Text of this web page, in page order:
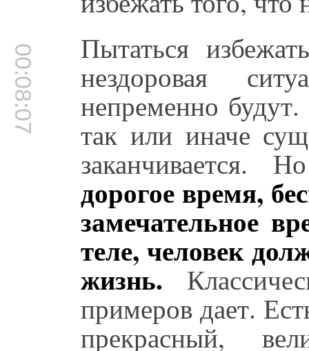
00:08:07 Пытаться
нездоровая
непременно
так или иначе
заканчивается.
дорогое время,
замечательное
теле, человек
жизнь.
примеров дает.
прекрасный,